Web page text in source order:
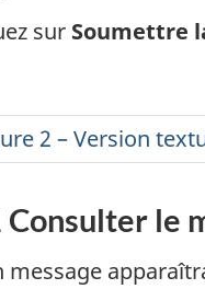
sur Soumettre
2 – Version
Consulter le
message